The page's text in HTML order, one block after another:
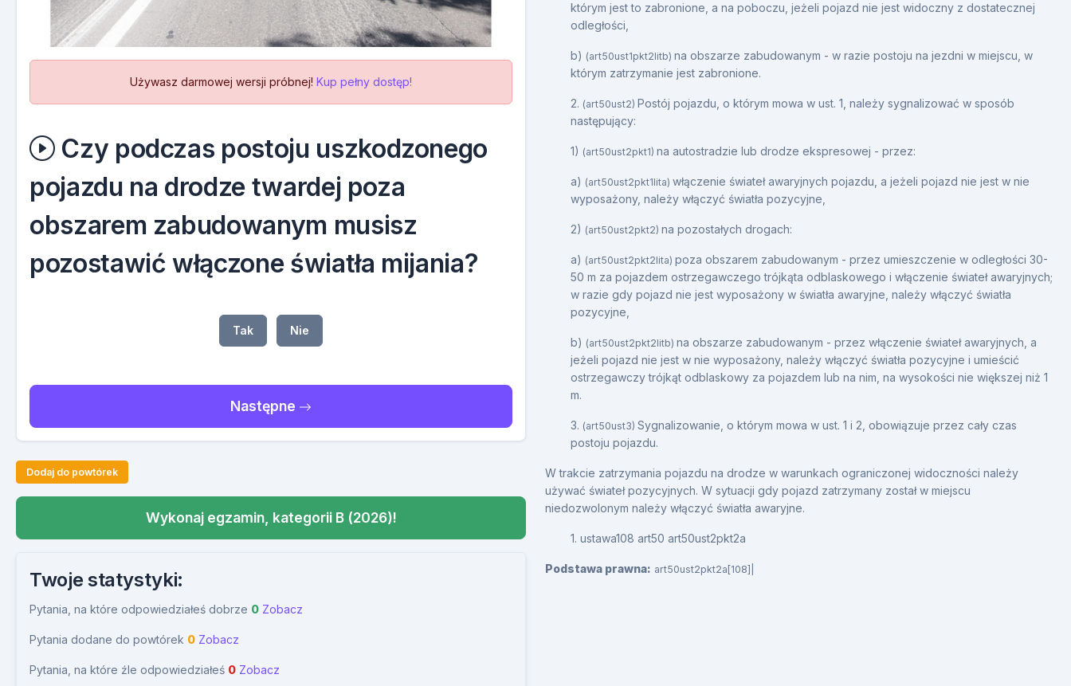
Używasz darmowej wersji próbnej! Kup pełny dostęp!
Czy podczas postoju uszkodzonego
pojazdu na drodze twardej poza
obszarem zabudowanym musisz
pozostawić włączone światła mijania?
Tak Nie
Następne
Dodaj do powtórek
Wykonaj egzamin, kategorii B (2026)!
Twoje statystyki:
Pytania, na które odpowiedziałeś dobrze 0 Zobacz
Pytania dodane do powtórek 0 Zobacz
Pytania, na które źle odpowiedziałeś 0 Zobacz
którym jest to zabronione, a na poboczu, jeżeli pojazd nie jest widoczny z dostatecznej
odległości,
b) (art50ust1pkt2litb) na obszarze zabudowanym - w razie postoju na jezdni w miejscu, w
którym zatrzymanie jest zabronione.
2. (art50ust2) Postój pojazdu, o którym mowa w ust. 1, należy sygnalizować w sposób
następujący:
1) (art50ust2pkt1) na autostradzie lub drodze ekspresowej - przez:
a) (art50ust2pkt1lita) włączenie świateł awaryjnych pojazdu, a jeżeli pojazd nie jest w nie
wyposażony, należy włączyć światła pozycyjne,
2) (art50ust2pkt2) na pozostałych drogach:
a) (art50ust2pkt2lita) poza obszarem zabudowanym - przez umieszczenie w odległości 30-
50 m za pojazdem ostrzegawczego trójkąta odblaskowego i włączenie świateł awaryjnych;
w razie gdy pojazd nie jest wyposażony w światła awaryjne, należy włączyć światła
pozycyjne,
b) (art50ust2pkt2litb) na obszarze zabudowanym - przez włączenie świateł awaryjnych, a
jeżeli pojazd nie jest w nie wyposażony, należy włączyć światła pozycyjne i umieścić
ostrzegawczy trójkąt odblaskowy za pojazdem lub na nim, na wysokości nie większej niż 1
m.
3. (art50ust3) Sygnalizowanie, o którym mowa w ust. 1 i 2, obowiązuje przez cały czas
postoju pojazdu.
W trakcie zatrzymania pojazdu na drodze w warunkach ograniczonej widoczności należy
używać świateł pozycyjnych. W sytuacji gdy pojazd zatrzymany został w miejscu
niedozwolonym należy włączyć światła awaryjne.
1. ustawa108 art50 art50ust2pkt2a
Podstawa prawna: art50ust2pkt2a[108]|